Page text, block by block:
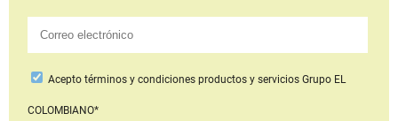
Aceptotérminos y condiciones productos y serviciosGrupo EL
COLOMBIANO*